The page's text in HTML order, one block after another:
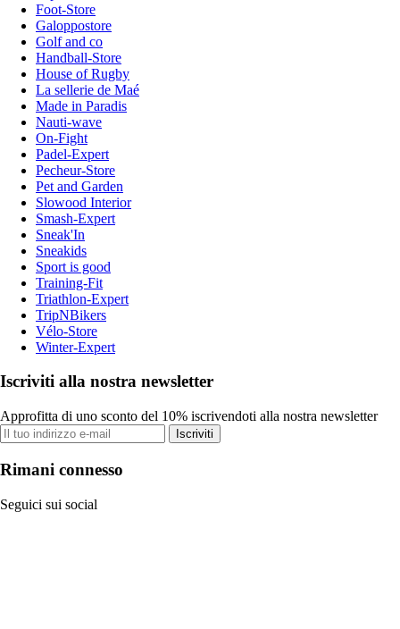
Foot-Store
Galoppostore
Golf and co
Handball-Store
House of Rugby
La sellerie de Maé
Made in Paradis
Nauti-wave
On-Fight
Padel-Expert
Pecheur-Store
Pet and Garden
Slowood Interior
Smash-Expert
Sneak'In
Sneakids
Sport is good
Training-Fit
Triathlon-Expert
TripNBikers
Vélo-Store
Winter-Expert
Iscriviti alla nostra newsletter
Approfitta di uno sconto del 10% iscrivendoti alla nostra newsletter
Iscriviti
Rimani connesso
Seguici sui social